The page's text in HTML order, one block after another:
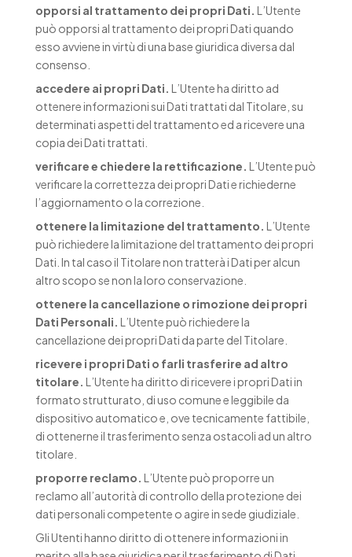
opporsi al trattamento dei propri Dati. L’Utente
può opporsi al trattamento dei propri Dati quando
esso avviene in virtù di una base giuridica diversa dal
consenso.
accedere ai propri Dati. L’Utente ha diritto ad
ottenere informazioni sui Dati trattati dal Titolare, su
determinati aspetti del trattamento ed a ricevere una
copia dei Dati trattati.
verificare e chiedere la rettificazione. L’Utente può
verificare la correttezza dei propri Dati e richiederne
l’aggiornamento o la correzione.
ottenere la limitazione del trattamento. L’Utente
può richiedere la limitazione del trattamento dei propri
Dati. In tal caso il Titolare non tratterà i Dati per alcun
altro scopo se non la loro conservazione.
ottenere la cancellazione o rimozione dei propri
Dati Personali. L’Utente può richiedere la
cancellazione dei propri Dati da parte del Titolare.
ricevere i propri Dati o farli trasferire ad altro
titolare. L’Utente ha diritto di ricevere i propri Dati in
formato strutturato, di uso comune e leggibile da
dispositivo automatico e, ove tecnicamente fattibile,
di ottenerne il trasferimento senza ostacoli ad un altro
titolare.
proporre reclamo. L’Utente può proporre un
reclamo all’autorità di controllo della protezione dei
dati personali competente o agire in sede giudiziale.
Gli Utenti hanno diritto di ottenere informazioni in